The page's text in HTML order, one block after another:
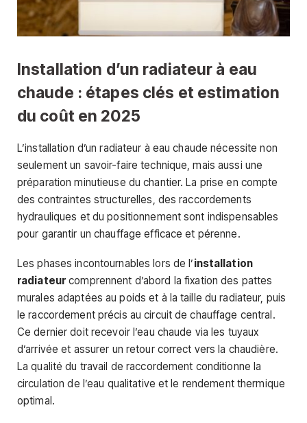
Installation d’un radiateur à eau
chaude : étapes clés et estimation
du coût en 2025
L’installation d’un radiateur à eau chaude nécessite non
seulement un savoir-faire technique, mais aussi une
préparation minutieuse du chantier. La prise en compte
des contraintes structurelles, des raccordements
hydrauliques et du positionnement sont indispensables
pour garantir un chauffage efficace et pérenne.
Les phases incontournables lors de l’installation
radiateur comprennent d’abord la fixation des pattes
murales adaptées au poids et à la taille du radiateur, puis
le raccordement précis au circuit de chauffage central.
Ce dernier doit recevoir l’eau chaude via les tuyaux
d’arrivée et assurer un retour correct vers la chaudière.
La qualité du travail de raccordement conditionne la
circulation de l’eau qualitative et le rendement thermique
optimal.